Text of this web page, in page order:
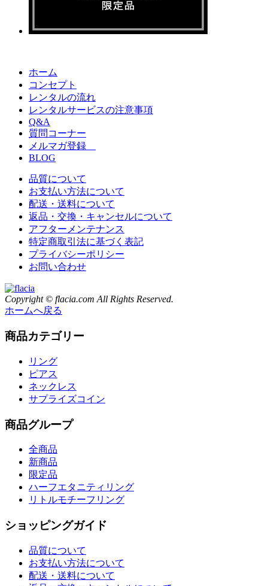
ホーム
コンセプト
レンタルの流れ
レンタルサービスの注意事項
Q&A
質問コーナー
メルマガ登録
BLOG
品質について
お支払い方法について
配送・送料について
返品・交換・キャンセルについて
アフターメンテナンス
特定商取引法に基づく表記
プライバシーポリシー
お問い合わせ
Copyright © flacia.com All Rights Reserved.
ホームへ戻る
商品カテゴリー
リング
ピアス
ネックレス
サプライズコイン
商品グループ
全商品
新商品
限定品
ハーフエタニティリング
リトルモチーフリング
ショッピングガイド
品質について
お支払い方法について
配送・送料について